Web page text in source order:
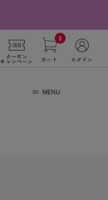
クーポン
キャンペーン
0
カート ログイン
MENU